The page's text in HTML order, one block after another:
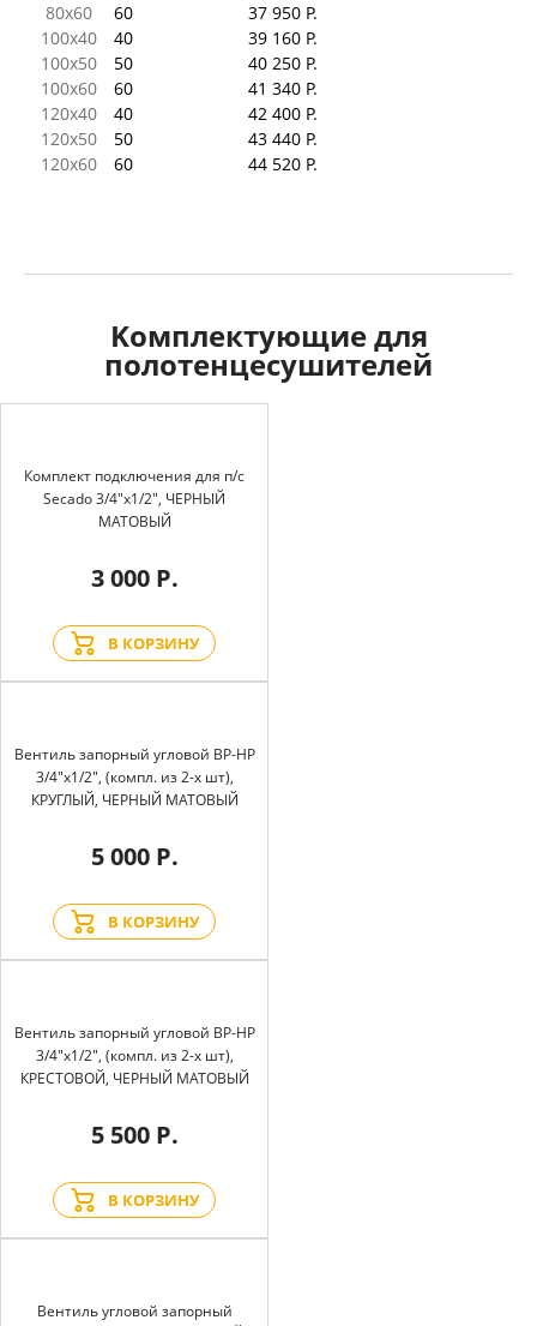
80x60
60
37 950 Р.
100x40
40
39 160 Р.
100x50
50
40 250 Р.
100x60
60
41 340 Р.
120x40
40
42 400 Р.
120x50
50
43 440 Р.
120x60
60 44 520 Р.
Kомплектующие для
полотенцесушителей
Комплект подключения для п/с
Secado 3/4"x1/2", ЧЕРНЫЙ
МАТОВЫЙ
3 000 Р.
В КОРЗИНУ
Вентиль запорный угловой BP-HP
3/4"х1/2", (компл. из 2-х шт),
КРУГЛЫЙ, ЧЕРНЫЙ МАТОВЫЙ
5 000 Р.
В КОРЗИНУ
Вентиль запорный угловой BP-HP
3/4"х1/2", (компл. из 2-х шт),
КРЕСТОВОЙ, ЧЕРНЫЙ МАТОВЫЙ
5 500 Р.
В КОРЗИНУ
Вентиль угловой запорный